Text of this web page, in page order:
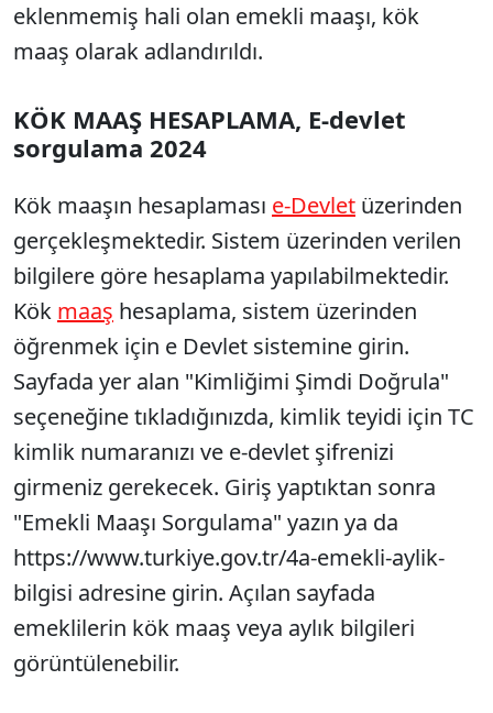
eklenmemiş hali olan emekli maaşı, kök
maaş olarak adlandırıldı.
KÖK MAAŞ HESAPLAMA, E-devlet
sorgulama 2024
Kök maaşın hesaplaması e-Devlet üzerinden
gerçekleşmektedir. Sistem üzerinden verilen
bilgilere göre hesaplama yapılabilmektedir.
Kök maaş hesaplama, sistem üzerinden
öğrenmek için e Devlet sistemine girin.
Sayfada yer alan "Kimliğimi Şimdi Doğrula"
seçeneğine tıkladığınızda, kimlik teyidi için TC
kimlik numaranızı ve e-devlet şifrenizi
girmeniz gerekecek. Giriş yaptıktan sonra
"Emekli Maaşı Sorgulama" yazın ya da
https://www.turkiye.gov.tr/4a-emekli-aylik-
bilgisi adresine girin. Açılan sayfada
emeklilerin kök maaş veya aylık bilgileri
görüntülenebilir.